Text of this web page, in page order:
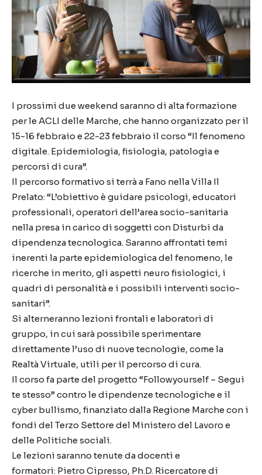
I prossimi due weekend saranno di alta formazione
per le ACLI delle Marche, che hanno organizzato per il
15-16 febbraio e 22-23 febbraio il corso “Il fenomeno
digitale. Epidemiologia, fisiologia, patologia e
percorsi di cura”.
Il percorso formativo si terrà a Fano nella Villa Il
Prelato: “L’obiettivo è guidare psicologi, educatori
professionali, operatori dell’area socio-sanitaria
nella presa in carico di soggetti con Disturbi da
dipendenza tecnologica. Saranno affrontati temi
inerenti la parte epidemiologica del fenomeno, le
ricerche in merito, gli aspetti neuro fisiologici, i
quadri di personalità e i possibili interventi socio-
sanitari”.
Si alterneranno lezioni frontali e laboratori di
gruppo, in cui sarà possibile sperimentare
direttamente l’uso di nuove tecnologie, come la
Realtà Virtuale, utili per il percorso di cura.
Il corso fa parte del progetto “Followyourself – Segui
te stesso” contro le dipendenze tecnologiche e il
cyber bullismo, finanziato dalla Regione Marche con i
fondi del Terzo Settore del Ministero del Lavoro e
delle Politiche sociali.
Le lezioni saranno tenute da docenti e
formatori: Pietro Cipresso, Ph.D. Ricercatore di